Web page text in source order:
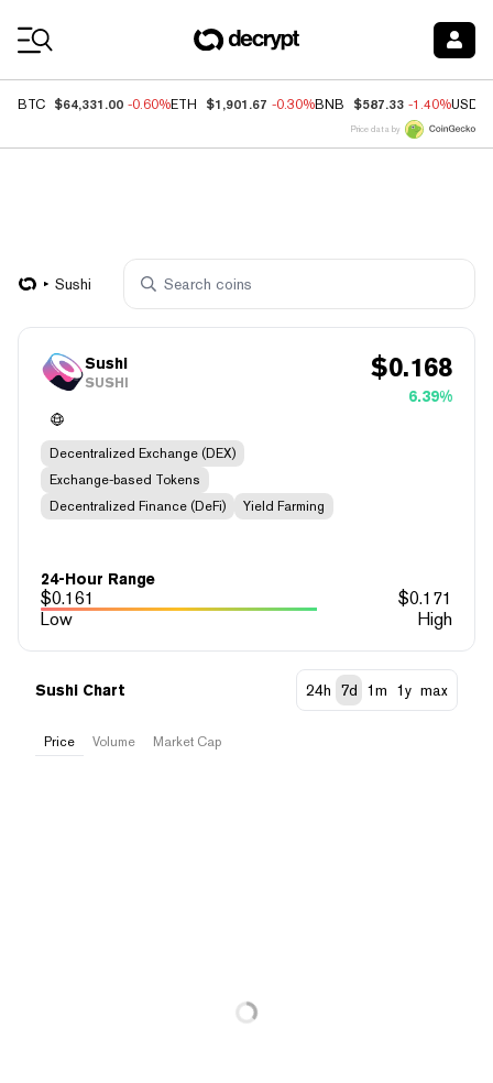
BTC $64,331.00 -0.60%ETH $1,901.67 -0.30%BNB $587.33 -1.40%USDC
Price data by
Sushi
Sushi
SUSHI $0.168
6.39%
Decentralized Exchange (DEX)
Exchange-based Tokens
Decentralized Finance (DeFi)
Yield Farming
24-Hour Range
$0.161 $0.171
Low
High
Sushi Chart 24h 7d 1m 1y max
Price Volume Market Cap